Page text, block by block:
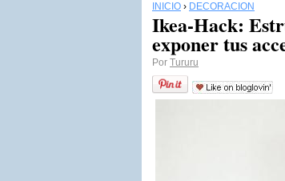
INICIO › DECORACIÓN
Ikea-Hack:
exponer tus
Por Tururu